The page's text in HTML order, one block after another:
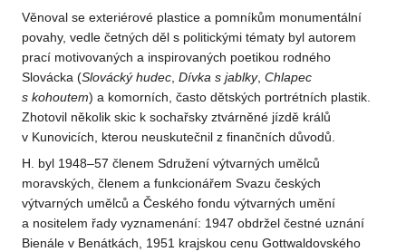
Věnoval se exteriérové plastice a pomníkům monumentální
povahy, vedle četných děl s politickými tématy byl autorem
prací motivovaných a inspirovaných poetikou rodného
Slovácka (Slovácký hudec Dívka s jablky, Chlapec
s kohoutem) a komorních, často dětských portrétních plastik.
Zhotovil několik skic k sochařsky ztvárněné jízdě králů
v Kunovicích, kterou neuskutečnil z finančních důvodů.
H. byl 1948–57 členem Sdružení výtvarných umělců
moravských, členem a funkcionářem Svazu českých
výtvarných umělců a Českého fondu výtvarných umění
a nositelem řady vyznamenání: 1947 obdržel čestné uznání
Bienále v Benátkách, 1951 krajskou cenu Gottwaldovského